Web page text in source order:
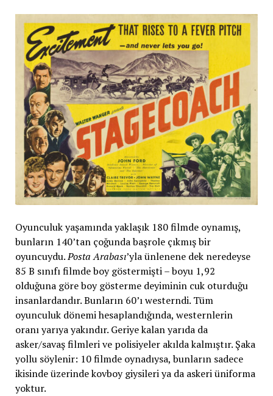
Oyunculuk yaşamında yaklaşık 180 filmde oynamış,
bunların 140’tan çoğunda başrole çıkmış bir
oyuncuydu.Posta Arabası’yla ünlenene dek neredeyse
85 B sınıfı filmde boy göstermişti – boyu 1,92
olduğuna göre boy gösterme deyiminin cuk oturduğu
insanlardandır. Bunların 60’ı westerndi. Tüm
oyunculuk dönemi hesaplandığında, westernlerin
oranı yarıya yakındır. Geriye kalan yarıda da
asker/savaş filmleri ve polisiyeler akılda kalmıştır. Şaka
yollu söylenir: 10 filmde oynadıysa, bunların sadece
ikisinde üzerinde kovboy giysileri ya da askeri üniforma
yoktur.